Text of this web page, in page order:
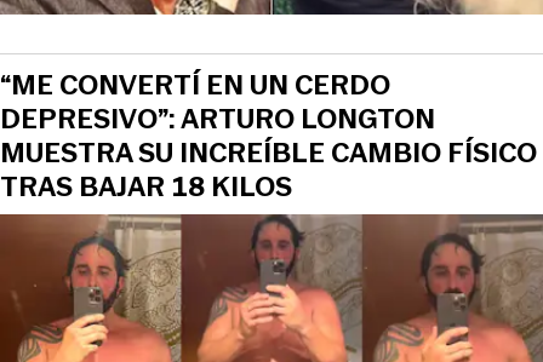
“ME CONVERTÍ EN UN CERDO
DEPRESIVO”: ARTURO LONGTON
MUESTRA SU INCREÍBLE CAMBIO FÍSICO
TRAS BAJAR 18 KILOS